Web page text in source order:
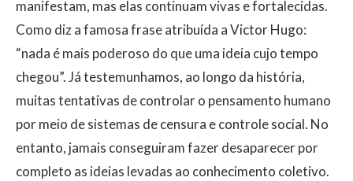
manifestam, mas elas continuam vivas e fortalecidas.
Como diz a famosa frase atribuída a Victor Hugo:
“nada é mais poderoso do que uma ideia cujo tempo
chegou”. Já testemunhamos, ao longo da história,
muitas tentativas de controlar o pensamento humano
por meio de sistemas de censura e controle social. No
entanto, jamais conseguiram fazer desaparecer por
completo as ideias levadas ao conhecimento coletivo.